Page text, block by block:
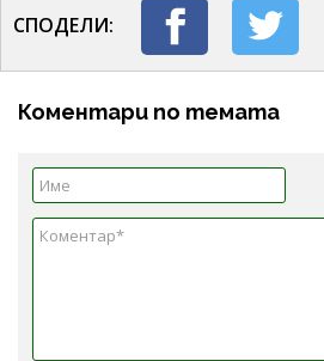
СПОДЕЛИ:
Коментари по темата